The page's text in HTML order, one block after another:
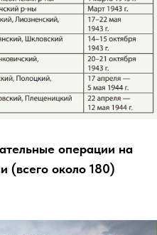
операции на
(всего около 180)